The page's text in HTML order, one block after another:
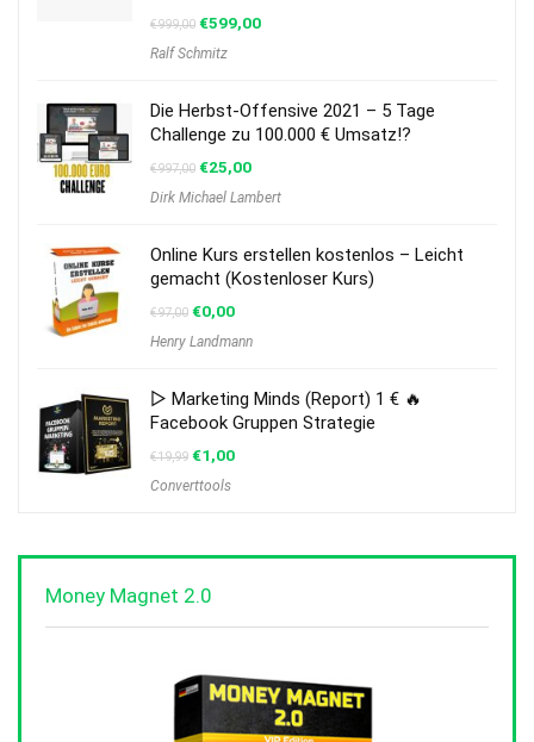
€999,00 €599,00
Ralf Schmitz
Die Herbst-Offensive 2021 – 5 Tage
Challenge zu 100.000 € Umsatz!?
€997,00 €25,00
Dirk Michael Lambert
Online Kurs erstellen kostenlos – Leicht
gemacht (Kostenloser Kurs)
€97,00 €0,00
Henry Landmann
▷ Marketing Minds (Report) 1 € 🔥
Facebook Gruppen Strategie
€19,99 €1,00
Converttools
Money Magnet 2.0